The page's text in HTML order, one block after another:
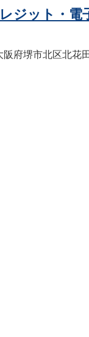
レジット・
阪府堺市北区北花